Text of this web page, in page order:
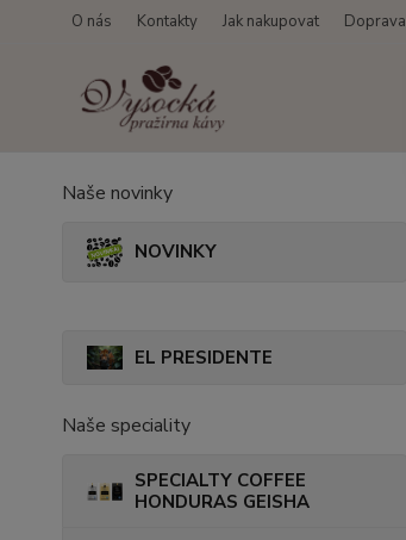
O nás Kontakty Jak nakupovat Doprava
Naše novinky
NOVINKY
EL PRESIDENTE
Naše speciality
SPECIALTY COFFEE
HONDURAS GEISHA